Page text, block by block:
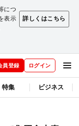
につ
表示
詳しくはこちら
員登録 ログイン
特集 ビジネス